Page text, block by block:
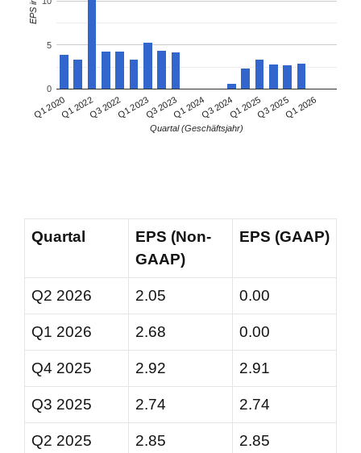
Q1 2020Q1 2022Q3 2022Q1 2023Q3 2023Q1 2024Q3 2024Q1 2025Q3 2025Q1 2026
0
5
Quartal (Geschäftsjahr)
Quartal
EPS (Non-
GAAP)
EPS (GAAP)
Q2 2026 2.05 0.00
Q1 2026 2.68 0.00
Q4 2025 2.92 2.91
Q3 2025 2.74 2.74
Q2 2025 2.85 2.85